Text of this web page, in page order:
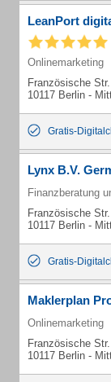
LeanPort
Onlinemarketing
Französische
10117 Berlin -
Gratis-
Lynx B.V.
Finanzberatung
Französische
10117 Berlin -
Gratis-
Maklerplan
Onlinemarketing
Französische
10117 Berlin -